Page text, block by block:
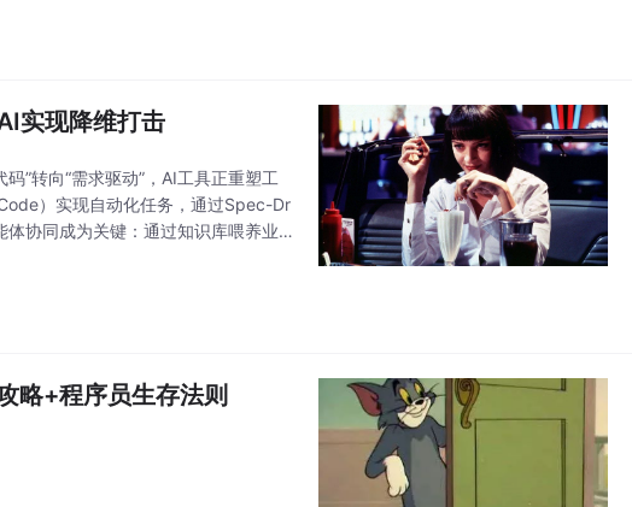
实现降维打击
”转向“需求驱动”，AI工具正重塑工
）实现自动化任务，通过Spec-Dr
协同成为关键：通过知识库喂养业
+程序员生存法则